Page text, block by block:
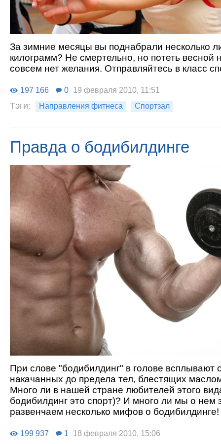
За зимние месяцы вы поднабрали несколько
килограмм? Не смертельно, но потеть весной
совсем нет желания. Отправляйтесь в класс
197 166 0 19 февраля 2010, 11:51
Тэги: Направления фитнеса Спортзал
Правда о бодибилдинге
При слове "бодибилдинг" в голове всплывают
накачанных до предела тел, блестящих
Много ли в нашей стране любителей этого
бодибилдинг это спорт)? И много ли мы о
развенчаем несколько мифов о бодибилдинге!
199 937 1 18 февраля 2010, 15:06